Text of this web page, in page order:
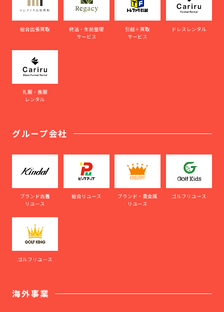
総合出張買取
終活・生前整理
サービス
引越＋買取
サービス
ドレスレンタル
礼服・喪服
レンタル
グループ会社
ブランド古着
リユース
総合リユース
ブランド・貴金属
リユース
ゴルフリユース
ゴルフリユース
海外事業